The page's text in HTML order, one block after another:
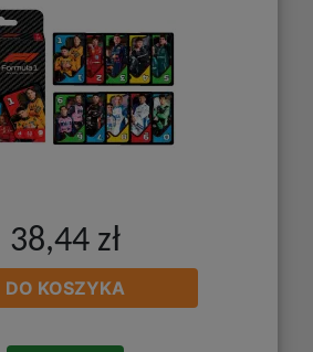
38,44 zł
DO KOSZYKA